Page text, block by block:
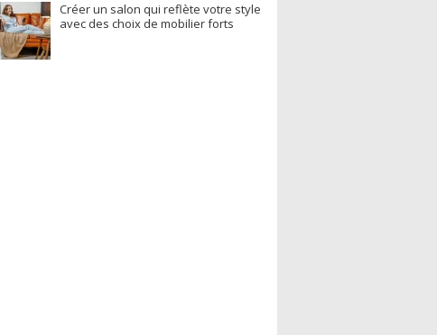
Créer un salon qui reflète votre style
avec des choix de mobilier forts